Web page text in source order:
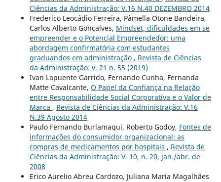
Ciências da Administração: V.16 N.40 DEZEMBRO 2014
Frederico Leocádio Ferreira, Pâmella Otone Bandeira,
Carlos Alberto Gonçalves, Mindset, dificuldades em se
empreender e o Potencial Empreendedor: uma
abordagem confirmatória com estudantes
graduandos em administração , Revista de Ciências
da Administração: v. 21 n. 55 (2019)
Ivan Lapuente Garrido, Fernando Cunha, Fernanda
Matte Cavalcante, O Papel da Confiança na Relação
entre Responsabilidade Social Corporativa e o Valor de
Marca , Revista de Ciências da Administração: V.16
N.39 Agosto 2014
Paulo Fernando Burlamaqui, Roberto Godoy, Fontes de
informações do consumidor organizacional: as
compras de medicamentos por hospitais , Revista de
Ciências da Administração: V. 10, n. 20, jan./abr. de
2008
Erico Aurelio Abreu Cardozo, Juliana Maria Magalhães